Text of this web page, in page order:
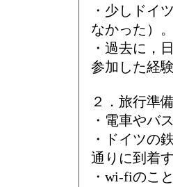
・少しドイ
なかった）
・過去に，
参加した経
２．旅行準
・電車やバ
・ドイツの
通りに到着
・wi-fiのこ